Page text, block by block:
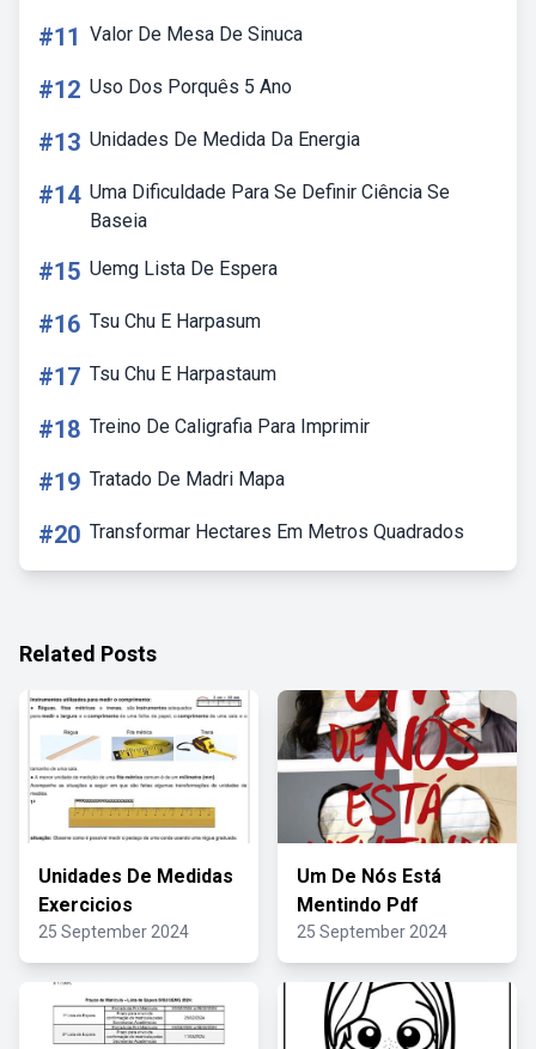
#11 Valor De Mesa De Sinuca
#12 Uso Dos Porquês 5 Ano
#13 Unidades De Medida Da Energia
#14 Uma Dificuldade Para Se Definir Ciência Se
Baseia
#15 Uemg Lista De Espera
#16 Tsu Chu E Harpasum
#17 Tsu Chu E Harpastaum
#18 Treino De Caligrafia Para Imprimir
#19 Tratado De Madri Mapa
#20 Transformar Hectares Em Metros Quadrados
Related Posts
Unidades De Medidas
Exercicios
25 September 2024
Um De Nós Está
Mentindo Pdf
25 September 2024